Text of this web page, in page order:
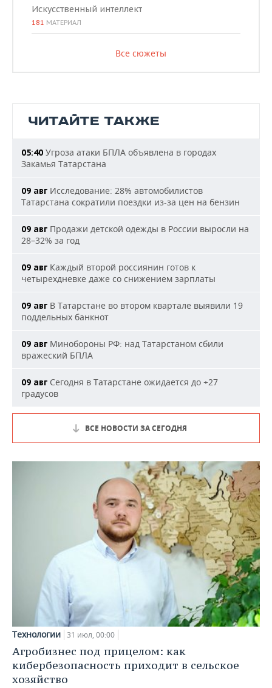
Искусственный интеллект
181 МАТЕРИАЛ
Все сюжеты
ЧИТАЙТЕ ТАКЖЕ
05:40 Угроза атаки БПЛА объявлена в городах
Закамья Татарстана
09 авг Исследование: 28% автомобилистов
Татарстана сократили поездки из-за цен на бензин
09 авг Продажи детской одежды в России выросли на
28–32% за год
09 авг Каждый второй россиянин готов к
четырехдневке даже со снижением зарплаты
09 авг В Татарстане во втором квартале выявили 19
поддельных банкнот
09 авг Минобороны РФ: над Татарстаном сбили
вражеский БПЛА
09 авг Сегодня в Татарстане ожидается до +27
градусов
ВСЕ НОВОСТИ ЗА СЕГОДНЯ
Технологии 31 июл, 00:00
Агробизнес под прицелом: как
кибербезопасность приходит в сельское
хозяйство